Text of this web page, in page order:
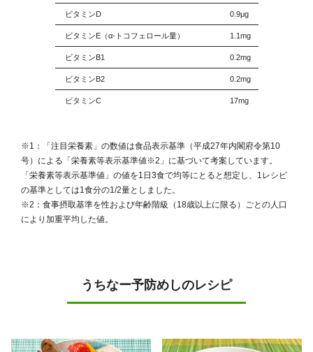
ビタミンD 0.9μg
ビタミンE（α-トコフェロール量） 1.1mg
ビタミンB1 0.2mg
ビタミンB2 0.2mg
ビタミンC 17mg
※1：「注目栄養素」の数値は食品表示基準（平成27年内閣府令第10
号）による「栄養素等表示基準値※2」に基づいて考案しています。
「栄養素等表示基準値」の値を1日3食で均等にとると想定し、1レシピ
の基準としては1食分の1/2量としました。
※2：食事摂取基準を性および年齢階級（18歳以上に限る）ごとの人口
により加重平均した値。
うちなー予防めしのレシピ